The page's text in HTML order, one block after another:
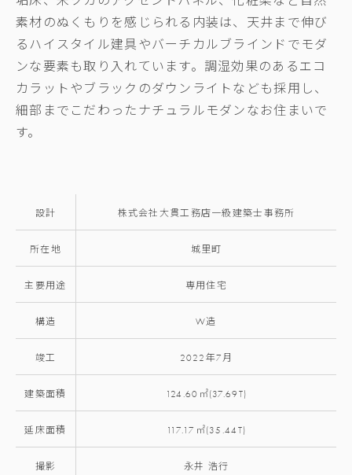
素材のぬくもりを感じられる内装は、天井まで伸び
るハイスタイル建具やバーチカルブラインドでモダ
ンな要素も取り入れています。調湿効果のあるエコ
カラットやブラックのダウンライトなども採用し、
細部までこだわったナチュラルモダンなお住まいで
す。
設計 株式会社大貫工務店一級建築士事務所
所在地 城里町
主要用途 専用住宅
構造 W造
竣工 2022年7月
建築面積 124.60㎡(37.69T)
延床面積 117.17㎡(35.44T)
撮影 永井 浩行